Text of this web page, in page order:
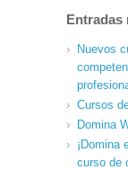
Entradas
Nuevos
Cursos
Domina
¡Domina
curso de